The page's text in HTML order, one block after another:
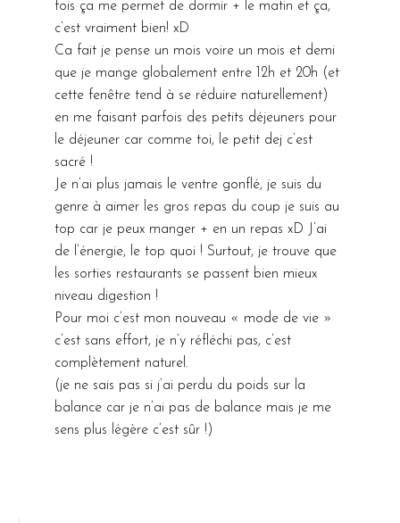
celui…
fois ça me permet de dormir + le matin et ça,
c’est vraiment bien! xD
Ca fait je pense un mois voire un mois et demi
que je mange globalement entre 12h et 20h (et
cette fenêtre tend à se réduire naturellement)
en me faisant parfois des petits déjeuners pour
le déjeuner car comme toi, le petit dej c’est
sacré !
Je n’ai plus jamais le ventre gonflé, je suis du
genre à aimer les gros repas du coup je suis au
top car je peux manger + en un repas xD J’ai
de l’énergie, le top quoi ! Surtout, je trouve que
les sorties restaurants se passent bien mieux
niveau digestion !
Pour moi c’est mon nouveau « mode de vie »
c’est sans effort, je n’y réfléchi pas, c’est
complètement naturel.
(je ne sais pas si j’ai perdu du poids sur la
balance car je n’ai pas de balance mais je me
sens plus légère c’est sûr !)